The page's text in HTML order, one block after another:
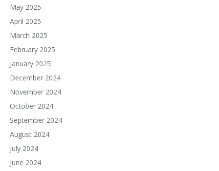
May 2025
April 2025
March 2025
February 2025
January 2025
December 2024
November 2024
October 2024
September 2024
August 2024
July 2024
June 2024